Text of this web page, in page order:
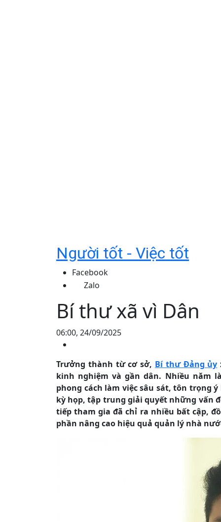
Người tốt - Việc tốt
Facebook
Zalo
Bí thư xã vì Dân
06:00, 24/09/2025
Trưởng thành từ cơ sở, Bí thư Đảng ủy
kinh nghiệm và gần dân. Nhiều năm
phong cách làm việc sâu sát, tôn trọng
kỳ họp, tập trung giải quyết những vấn
tiếp tham gia đã chỉ ra nhiều bất cập,
phần nâng cao hiệu quả quản lý nhà